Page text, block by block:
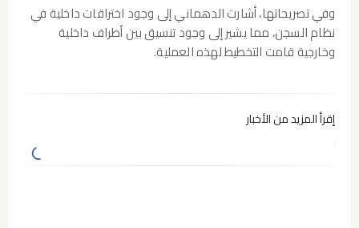
وفي تصريحاتها، أشارت الدهماني إلى وجود اختراقات داخلية في
نظام السجن، مما يشير إلى وجودتنسيق بين أطراف داخلية
وخارجية قامت التخطيطلهذه العملية.
إقرأ المزيد من الأخبار